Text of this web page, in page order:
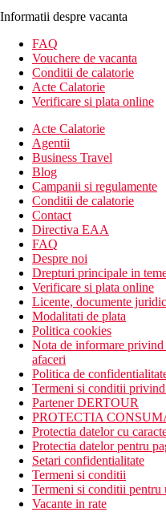
Informatii despre vacanta
FAQ
Vouchere de vacanta
Conditii de calatorie
Acte Calatorie
Verificare si plata online
Acte Calatorie
Agentii
Business Travel
Blog
Campanii si regulamente
Conditii de calatorie
Contact
Directiva EAA
FAQ
Despre noi
Drepturi principale in
Verificare si plata online
Licente, documente
Modalitati de plata
Politica cookies
Nota de informare privind
afaceri
Politica de
Termeni si conditii
Partener DERTOUR
PROTECTIA
Protectia datelor cu
Protectia datelor pentru
Setari confidentialitate
Termeni si conditii
Termeni si conditii pentru
Vacante in rate